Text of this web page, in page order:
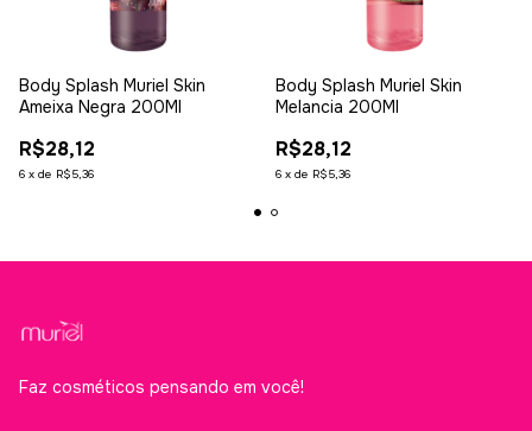
Body Splash Muriel Skin
Ameixa Negra 200Ml
R$28,12
6 x de R$5,36
Body Splash Muriel Skin
Melancia 200Ml
R$28,12
6 x de R$5,36
Faz cosméticos pensando em você!